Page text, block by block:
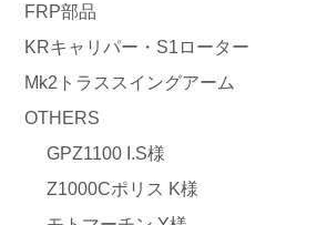
FRP部品
KRキャリパー・S1ローター
Mk2トラススイングアーム
OTHERS
GPZ1100 I.S様
Z1000Cポリス K様